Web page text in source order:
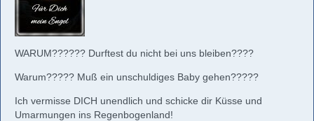
WARUM?????? Durftest du nicht bei uns bleiben????
Warum????? Muß ein unschuldiges Baby gehen?????
Ich vermisse DICH unendlich und schicke dir Küsse und
Umarmungen ins Regenbogenland!